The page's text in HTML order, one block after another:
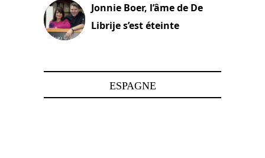
Jonnie Boer, l’âme de De
Librije s’est éteinte
ESPAGNE